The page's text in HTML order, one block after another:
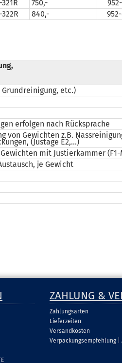
750,-
840,-
etc.)
erfolgen nach Rücksprache
von Gewichten z.B.
(Justage E2,...)
mit Justierkammer (F1-
je Gewicht
ZAHLUNG &
Zahlungsarten
Lieferzeiten
Versandkosten
Verpackungsempfehlung